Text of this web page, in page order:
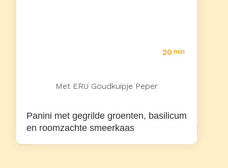
20 min
Met ERU Goudkuipje Peper
Panini met gegrilde groenten, basilicum
en roomzachte smeerkaas